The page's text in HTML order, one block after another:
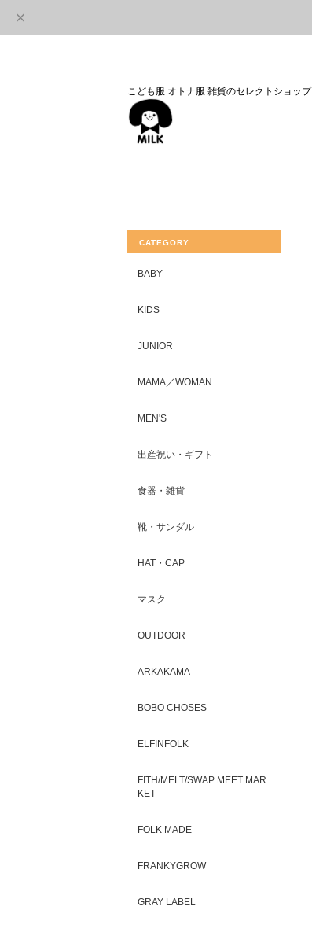
こども服.オトナ服.雑貨のセレクトショップ
CATEGORY
BABY
KIDS
JUNIOR
MAMA／WOMAN
MEN'S
出産祝い・ギフト
食器・雑貨
靴・サンダル
HAT・CAP
マスク
OUTDOOR
ARKAKAMA
BOBO CHOSES
ELFINFOLK
FITH/MELT/SWAP MEET MAR
KET
FOLK MADE
FRANKYGROW
GRAY LABEL